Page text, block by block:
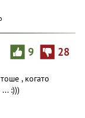
9 28
, когато
:)))